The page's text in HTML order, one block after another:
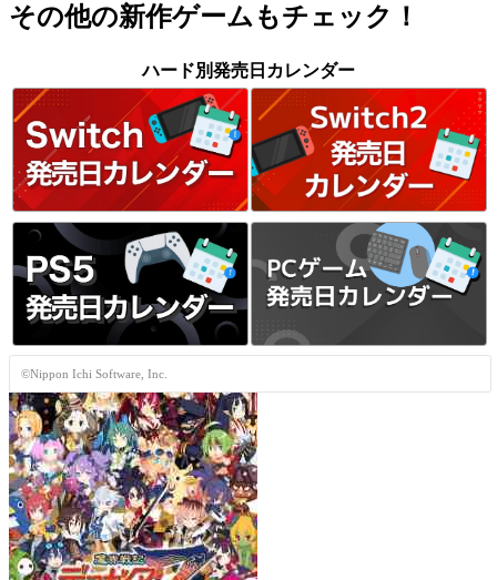
その他の新作ゲームもチェック！
ハード別発売日カレンダー
©Nippon Ichi Software, Inc.